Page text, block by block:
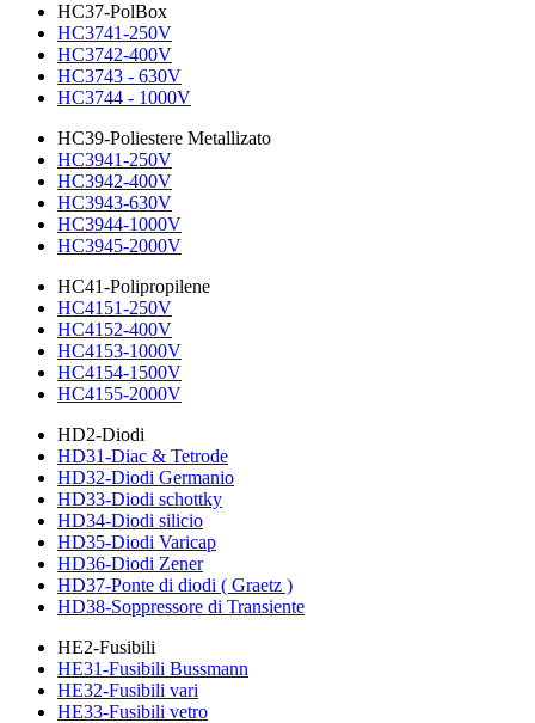
HC37-PolBox
HC3741-250V
HC3742-400V
HC3743 - 630V
HC3744 - 1000V
HC39-Poliestere Metallizato
HC3941-250V
HC3942-400V
HC3943-630V
HC3944-1000V
HC3945-2000V
HC41-Polipropilene
HC4151-250V
HC4152-400V
HC4153-1000V
HC4154-1500V
HC4155-2000V
HD2-Diodi
HD31-Diac & Tetrode
HD32-Diodi Germanio
HD33-Diodi schottky
HD34-Diodi silicio
HD35-Diodi Varicap
HD36-Diodi Zener
HD37-Ponte di diodi ( Graetz )
HD38-Soppressore di Transiente
HE2-Fusibili
HE31-Fusibili Bussmann
HE32-Fusibili vari
HE33-Fusibili vetro